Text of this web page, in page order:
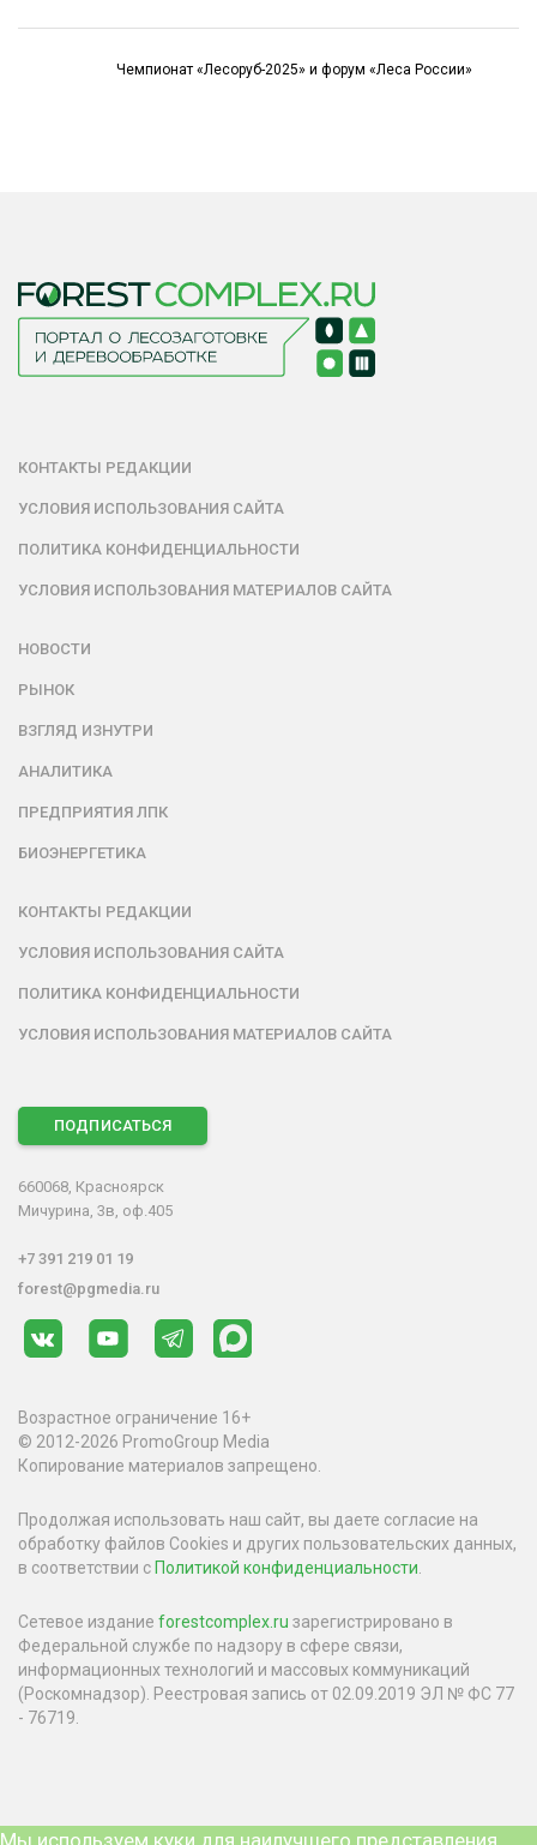
Чемпионат «Лесоруб-2025» и форум «Леса России»
КОНТАКТЫ РЕДАКЦИИ
УСЛОВИЯ ИСПОЛЬЗОВАНИЯ САЙТА
ПОЛИТИКА КОНФИДЕНЦИАЛЬНОСТИ
УСЛОВИЯ ИСПОЛЬЗОВАНИЯ МАТЕРИАЛОВ САЙТА
НОВОСТИ
РЫНОК
ВЗГЛЯД ИЗНУТРИ
АНАЛИТИКА
ПРЕДПРИЯТИЯ ЛПК
БИОЭНЕРГЕТИКА
КОНТАКТЫ РЕДАКЦИИ
УСЛОВИЯ ИСПОЛЬЗОВАНИЯ САЙТА
ПОЛИТИКА КОНФИДЕНЦИАЛЬНОСТИ
УСЛОВИЯ ИСПОЛЬЗОВАНИЯ МАТЕРИАЛОВ САЙТА
ПОДПИСАТЬСЯ
660068, Красноярск
Мичурина, 3в, оф.405
+7 391 219 01 19
forest@pgmedia.ru
Возрастное ограничение 16+
© 2012-2026 PromoGroup Media
Копирование материалов запрещено.
Продолжая использовать наш сайт, вы даете согласие на
обработку файлов Cookies и других пользовательских данных,
в соответствии с Политикой конфиденциальности
Сетевое издание forestcomplex.ru зарегистрировано в
Федеральной службе по надзору в сфере связи,
информационных технологий и массовых коммуникаций
(Роскомнадзор). Реестровая запись от 02.09.2019 ЭЛ № ФС 77
- 76719.
Мы используем куки для наилучшего представления